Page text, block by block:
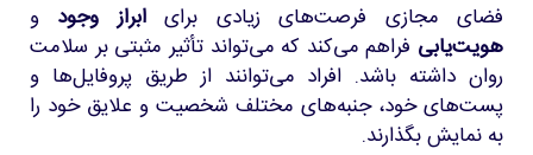
فضای مجازی فرصت‌های زیادی برایابراز وجود و
هویت‌یابی فراهم می‌کند که می‌تواند تأثیر مثبتی بر سلامت
روان داشته باشد. افراد می‌توانند از طریق پروفایل‌ها و
پست‌های خود، جنبه‌های مختلف شخصیت و علایق خود را
به نمایش بگذارند.